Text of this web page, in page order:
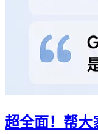
超全面！帮大